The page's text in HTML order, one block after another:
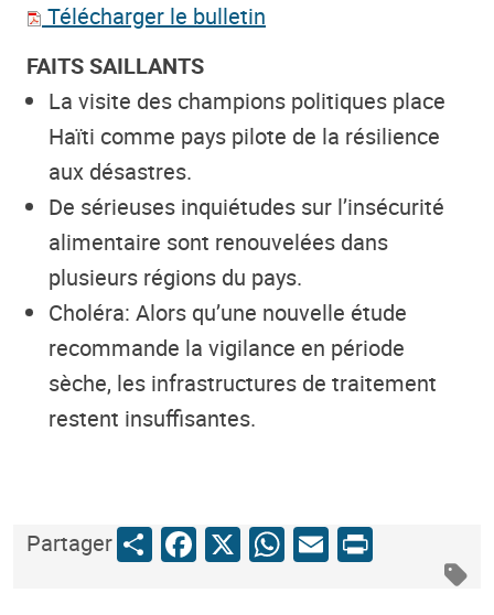
Télécharger le bulletin
FAITS SAILLANTS
La visite des champions politiques place
Haïti comme pays pilote de la résilience
aux désastres.
De sérieuses inquiétudes sur l’insécurité
alimentaire sont renouvelées dans
plusieurs régions du pays.
Choléra: Alors qu’une nouvelle étude
recommande la vigilance en période
sèche, les infrastructures de traitement
restent insuffisantes.
PartagerShareFacebook
X WhatsApp
Email
Print